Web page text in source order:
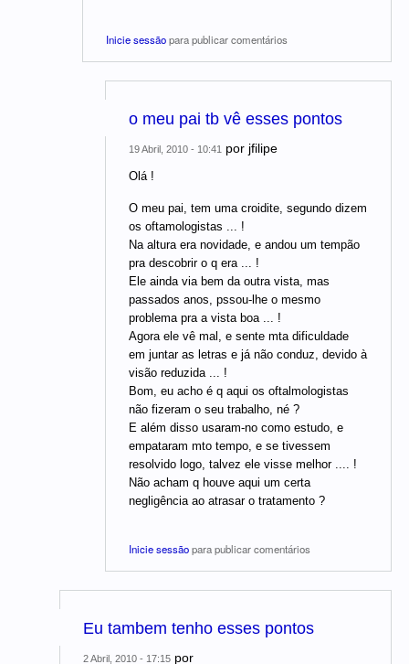
Inicie sessãopara publicar comentários
o meu pai tb vê esses pontos
19 Abril, 2010 - 10:41 por jfilipe
Olá !
O meu pai, tem uma croidite, segundo dizem
os oftamologistas ... !
Na altura era novidade, e andou um tempão
pra descobrir o q era ... !
Ele ainda via bem da outra vista, mas
passados anos, pssou-lhe o mesmo
problema pra a vista boa ... !
Agora ele vê mal, e sente mta dificuldade
em juntar as letras e já não conduz, devido à
visão reduzida ... !
Bom, eu acho é q aqui os oftalmologistas
não fizeram o seu trabalho, né ?
E além disso usaram-no como estudo, e
empataram mto tempo, e se tivessem
resolvido logo, talvez ele visse melhor .... !
Não acham q houve aqui um certa
negligência ao atrasar o tratamento ?
Inicie sessãopara publicar comentários
Eu tambem tenho esses pontos
2 Abril, 2010 - 17:15 por